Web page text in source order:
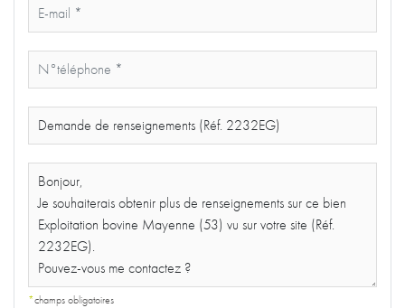
*champs obligatoires